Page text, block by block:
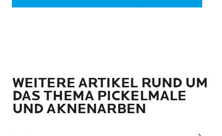
WEITERE ARTIKEL RUND UM
DAS THEMA PICKELMALE
UND AKNENARBEN